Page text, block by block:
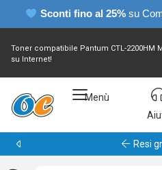
Sconti fino al 25% su
Toner compatibile Pantum CTL-2200HM
su Internet!
Menù
Garanzia